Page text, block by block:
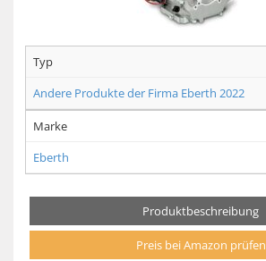
Typ
Andere Produkte der Firma Eberth 2022
Marke
Eberth
Produktbeschreibung
Preis bei Amazon prüfen